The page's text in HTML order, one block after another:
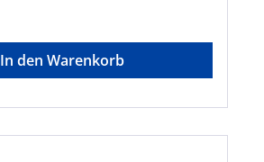
In den Warenkorb